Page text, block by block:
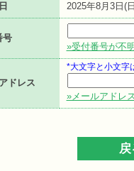
2025年8月3日(
号
»受付番号が不
ドレス
*大文字と小文字
»メールアドレ